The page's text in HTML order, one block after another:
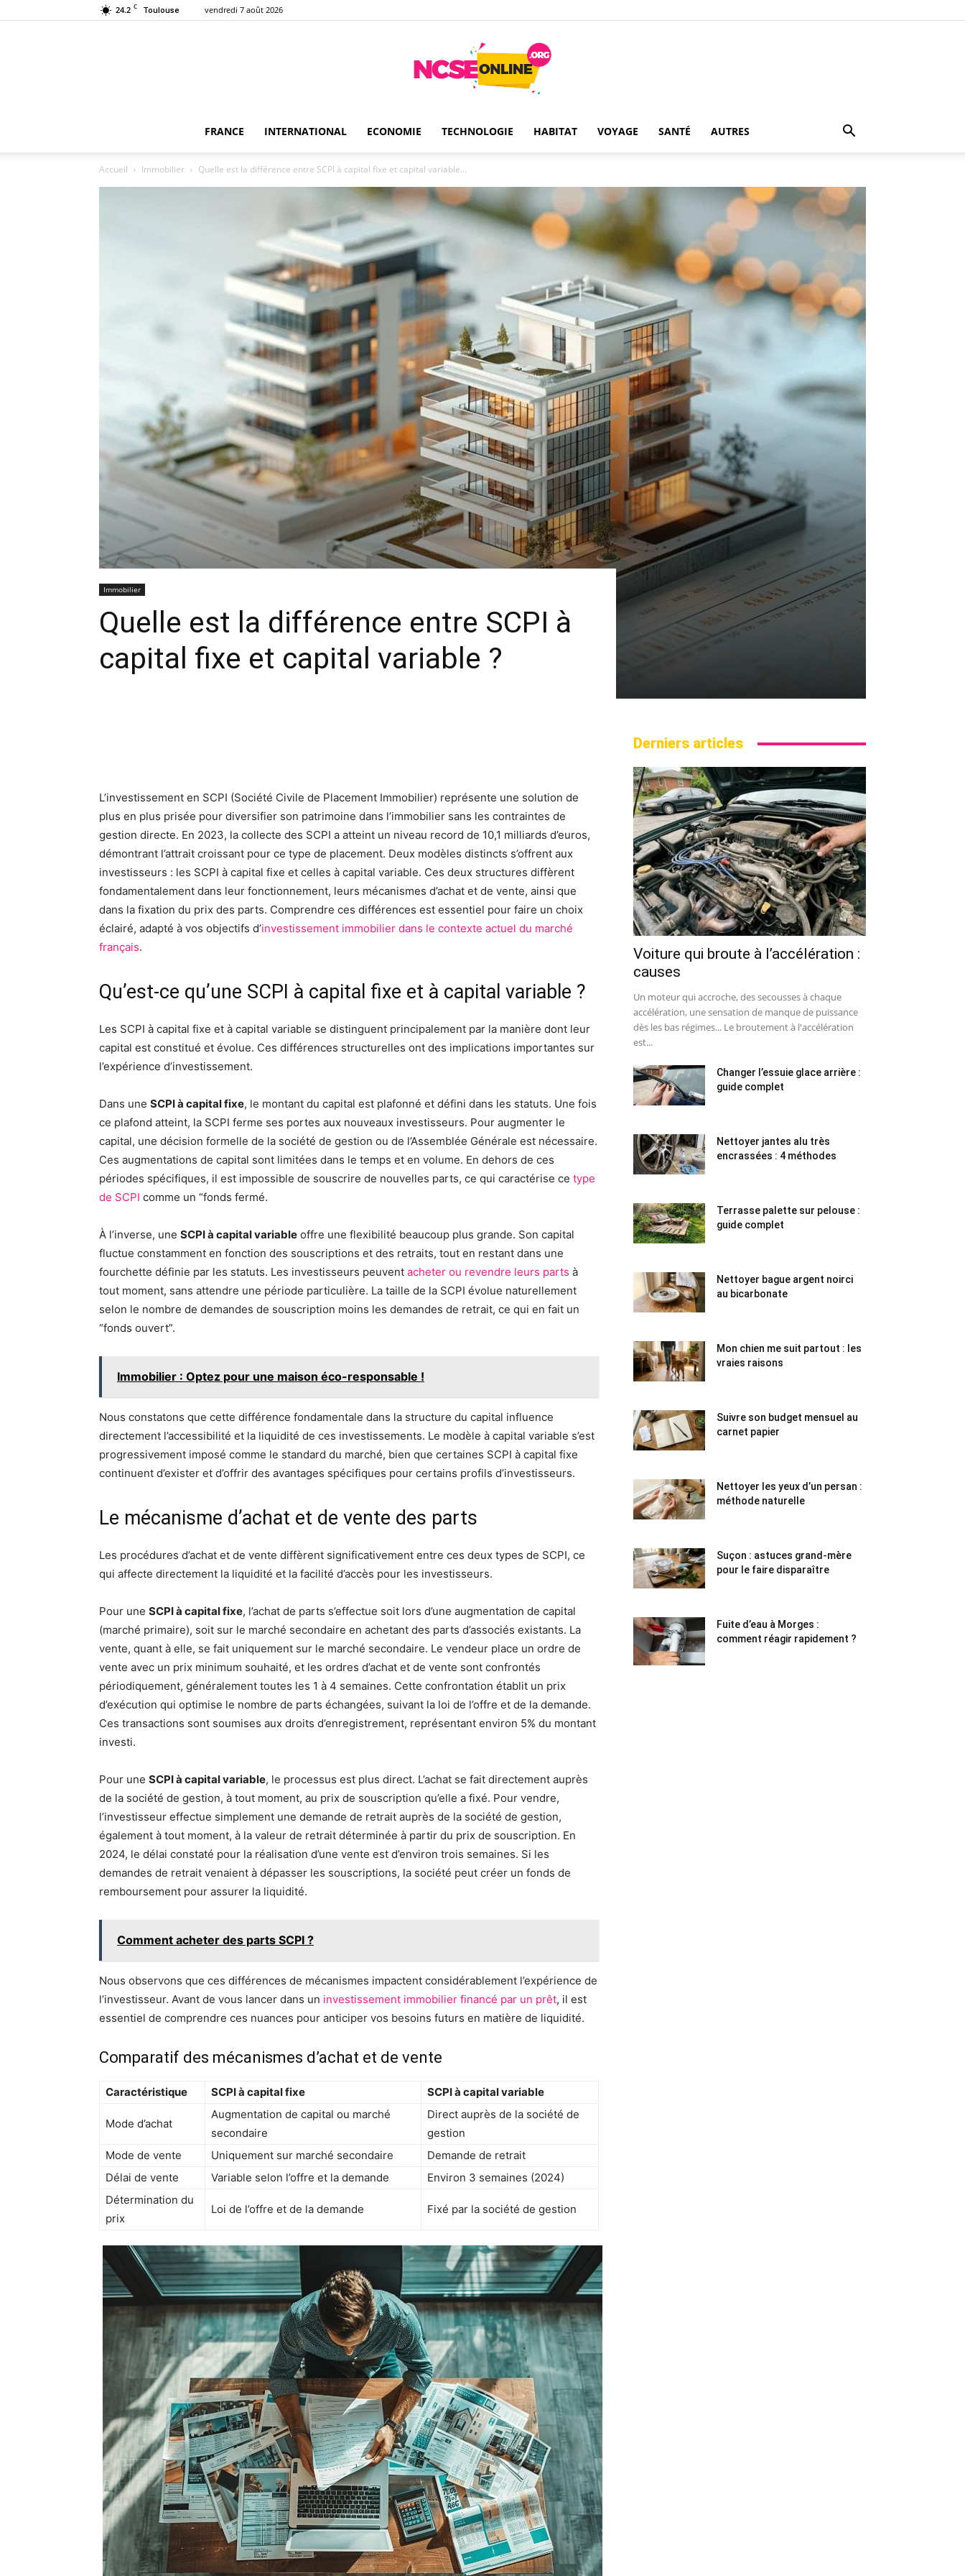
24.2 C Toulouse vendredi 7 août 2026
FRANCE INTERNATIONAL ECONOMIE TECHNOLOGIE HABITAT VOYAGE SANTÉ AUTRES
Accueil Immobilier Quelle est la différence entre SCPI à capital fixe et capital variable...
Immobilier
Quelle est la différence entre SCPI à
capital fixe et capital variable ?
L’investissement en SCPI (Société Civile de Placement Immobilier) représente une solution de
plus en plus prisée pour diversifier son patrimoine dans l’immobilier sans les contraintes de
gestion directe. En 2023, la collecte des SCPI a atteint un niveau record de 10,1 milliards d’euros,
démontrant l’attrait croissant pour ce type de placement. Deux modèles distincts s’offrent aux
investisseurs : les SCPI à capital fixe et celles à capital variable. Ces deux structures diffèrent
fondamentalement dans leur fonctionnement, leurs mécanismes d’achat et de vente, ainsi que
dans la fixation du prix des parts. Comprendre ces différences est essentiel pour faire un choix
éclairé, adapté à vos objectifs d’investissement immobilier dans le contexte actuel du marché
français.
Qu’est-ce qu’une SCPI à capital fixe et à capital variable ?
Les SCPI à capital fixe et à capital variable se distinguent principalement par la manière dont leur
capital est constitué et évolue. Ces différences structurelles ont des implications importantes sur
l’expérience d’investissement.
Dans une SCPI à capital fixe, le montant du capital est plafonné et défini dans les statuts. Une fois
ce plafond atteint, la SCPI ferme ses portes aux nouveaux investisseurs. Pour augmenter le
capital, une décision formelle de la société de gestion ou de l’Assemblée Générale est nécessaire.
Ces augmentations de capital sont limitées dans le temps et en volume. En dehors de ces
périodes spécifiques, il est impossible de souscrire de nouvelles parts, ce qui caractérise ce type
de SCPI comme un “fonds fermé.
À l’inverse, une SCPI à capital variable offre une flexibilité beaucoup plus grande. Son capital
fluctue constamment en fonction des souscriptions et des retraits, tout en restant dans une
fourchette définie par les statuts. Les investisseurs peuvent acheter ou revendre leurs parts à
tout moment, sans attendre une période particulière. La taille de la SCPI évolue naturellement
selon le nombre de demandes de souscription moins les demandes de retrait, ce qui en fait un
“fonds ouvert”.
Immobilier : Optez pour une maison éco-responsable !
Nous constatons que cette différence fondamentale dans la structure du capital influence
directement l’accessibilité et la liquidité de ces investissements. Le modèle à capital variable s’est
progressivement imposé comme le standard du marché, bien que certaines SCPI à capital fixe
continuent d’exister et d’offrir des avantages spécifiques pour certains profils d’investisseurs.
Le mécanisme d’achat et de vente des parts
Les procédures d’achat et de vente diffèrent significativement entre ces deux types de SCPI, ce
qui affecte directement la liquidité et la facilité d’accès pour les investisseurs.
Pour une SCPI à capital fixe, l’achat de parts s’effectue soit lors d’une augmentation de capital
(marché primaire), soit sur le marché secondaire en achetant des parts d’associés existants. La
vente, quant à elle, se fait uniquement sur le marché secondaire. Le vendeur place un ordre de
vente avec un prix minimum souhaité, et les ordres d’achat et de vente sont confrontés
périodiquement, généralement toutes les 1 à 4 semaines. Cette confrontation établit un prix
d’exécution qui optimise le nombre de parts échangées, suivant la loi de l’offre et de la demande.
Ces transactions sont soumises aux droits d’enregistrement, représentant environ 5% du montant
investi.
Pour une SCPI à capital variable, le processus est plus direct. L’achat se fait directement auprès
de la société de gestion, à tout moment, au prix de souscription qu’elle a fixé. Pour vendre,
l’investisseur effectue simplement une demande de retrait auprès de la société de gestion,
également à tout moment, à la valeur de retrait déterminée à partir du prix de souscription. En
2024, le délai constaté pour la réalisation d’une vente est d’environ trois semaines. Si les
demandes de retrait venaient à dépasser les souscriptions, la société peut créer un fonds de
remboursement pour assurer la liquidité.
Comment acheter des parts SCPI ?
Nous observons que ces différences de mécanismes impactent considérablement l’expérience de
l’investisseur. Avant de vous lancer dans un investissement immobilier financé par un prêt, il est
essentiel de comprendre ces nuances pour anticiper vos besoins futurs en matière de liquidité.
Comparatif des mécanismes d’achat et de vente
Caractéristique SCPI à capital fixe SCPI à capital variable
Mode d’achat
Augmentation de capital ou marché
secondaire
Direct auprès de la société de
gestion
Mode de vente
Uniquement sur marché secondaire
Demande de retrait
Délai de vente
Variable selon l’offre et la demande
Environ 3 semaines (2024)
Détermination du
prix
Loi de l’offre et de la demande Fixé par la société de gestion
Derniers articles
Voiture qui broute à l’accélération :
causes
Un moteur qui accroche, des secousses à chaque
accélération, une sensation de manque de puissance
dès les bas régimes... Le broutement à l'accélération
est...
Changer l’essuie glace arrière :
guide complet
Nettoyer jantes alu très
encrassées : 4 méthodes
Terrasse palette sur pelouse :
guide complet
Nettoyer bague argent noirci
au bicarbonate
Mon chien me suit partout : les
vraies raisons
Suivre son budget mensuel au
carnet papier
Nettoyer les yeux d’un persan :
méthode naturelle
Suçon : astuces grand-mère
pour le faire disparaître
Fuite d’eau à Morges :
comment réagir rapidement ?